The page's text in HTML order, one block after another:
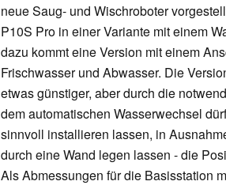
neue Saug- und Wischroboter
P10S Pro in einer Variante mit einem
dazu kommt eine Version mit einem
Frischwasser und Abwasser. Die
etwas günstiger, aber durch die
dem automatischen Wasserwechsel
sinnvoll installieren lassen, in
durch eine Wand legen lassen - die
Als Abmessungen für die Basisstation